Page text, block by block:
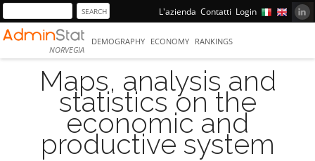
L'azienda Contatti Login
NORVEGIA
DEMOGRAPHY ECONOMY RANKINGS
Maps, analysis and
statistics on the
economic and
productive system